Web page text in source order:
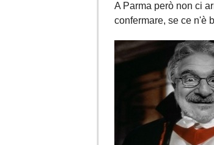
A Parma però non ci
confermare, se ce n'è